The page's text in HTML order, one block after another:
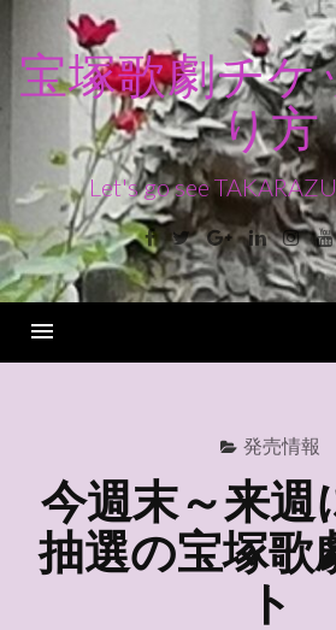
ン
ス
キ
ッ
宝塚歌劇チ
り方
Let's go see
Facebook
TwitterGoogle+Linkedin
発売情報
今週末～来週
抽選の宝塚歌
ト